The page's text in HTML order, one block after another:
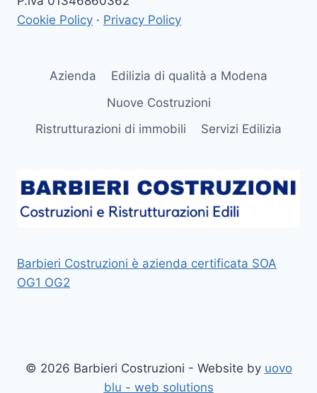
Cookie Policy · Privacy Policy
Azienda
Edilizia di qualità a Modena
Nuove Costruzioni
Ristrutturazioni di immobili
Servizi Edilizia
Barbieri Costruzioni è azienda certificata SOA
OG1 OG2
© 2026 Barbieri Costruzioni - Website by uovo
blu - web solutions